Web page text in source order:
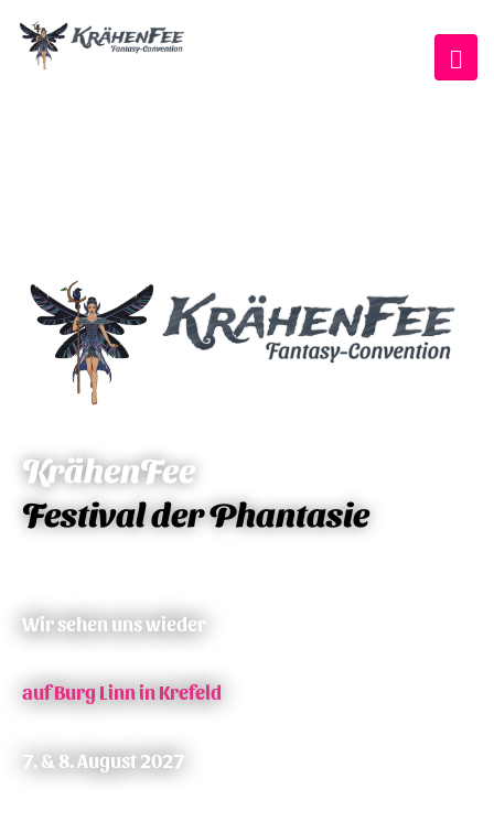
KrähenFee
Festival der Phantasie
Wir sehen uns wieder
auf Burg Linn in Krefeld
7. & 8. August 2027